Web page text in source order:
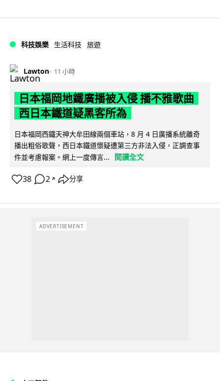
科技娛樂 生活科技 旅遊
Lawton 11 小時
日本福岡地鐵廣播被入侵 播不雅歌曲
西日本鐵道疑黑客所為
日本福岡西鐵天神大牟田線兩個車站，8 月 4 日廣播系統離奇
播出粗俗歌聲，西日本鐵道懷疑遭第三方非法入侵，正調查事
件並考慮報案。網上一度傳言...
閱讀全文
38 2 ↗ 分享
ADVERTISEMENT